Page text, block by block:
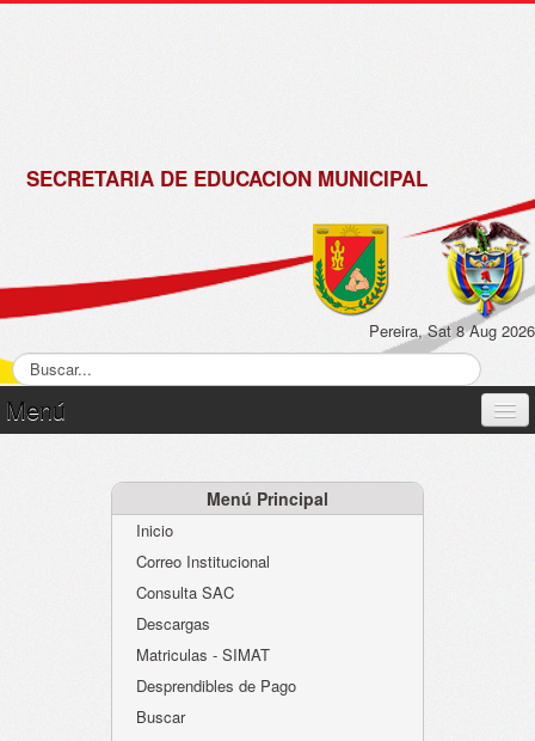
SECRETARIA DE EDUCACION MUNICIPAL
Pereira, Sat 8 Aug 2026
Menú
Atención al Ciudadano
Instituciones Educativas
Despacho Secretaría
Evaluación desempeño
Menú Principal
Inicio
Correo Institucional
Consulta SAC
Descargas
Matriculas - SIMAT
Desprendibles de Pago
Buscar
de